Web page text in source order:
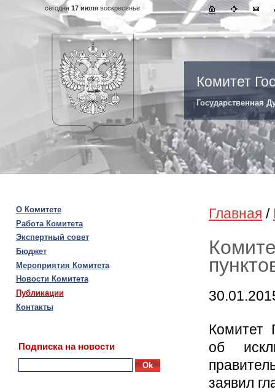
сегодня 17 июлявоскресенье
Комитет
Государственная
О Комитете
Работа Комитета
Экспертный совет
Бюджет
Мероприятия Комитета
Новости Комитета
Публикации
Контакты
Подписка на новости
Ok
Главная /
Комитет
об
заявил